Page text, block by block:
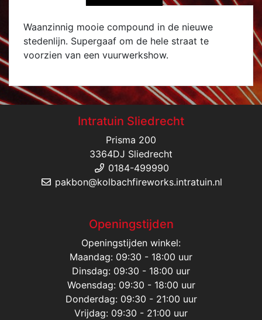
Waanzinnig mooie compound in de nieuwe
stedenlijn. Supergaaf om de hele straat te
voorzien van een vuurwerkshow.
Intratuin Sliedrecht
Prisma 200
3364DJ Sliedrecht
0184-499990
pakbon@kolbachfireworks.intratuin.nl
Openingstijden
Openingstijden winkel:
Maandag: 09:30 - 18:00 uur
Dinsdag: 09:30 - 18:00 uur
Woensdag: 09:30 - 18:00 uur
Donderdag: 09:30 - 21:00 uur
Vrijdag: 09:30 - 21:00 uur